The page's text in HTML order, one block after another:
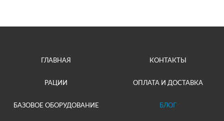
ГЛАВНАЯ
РАЦИИ
БАЗОВОЕ ОБОРУДОВАНИЕ
КОНТАКТЫ
ОПЛАТА И ДОСТАВКА
БЛОГ